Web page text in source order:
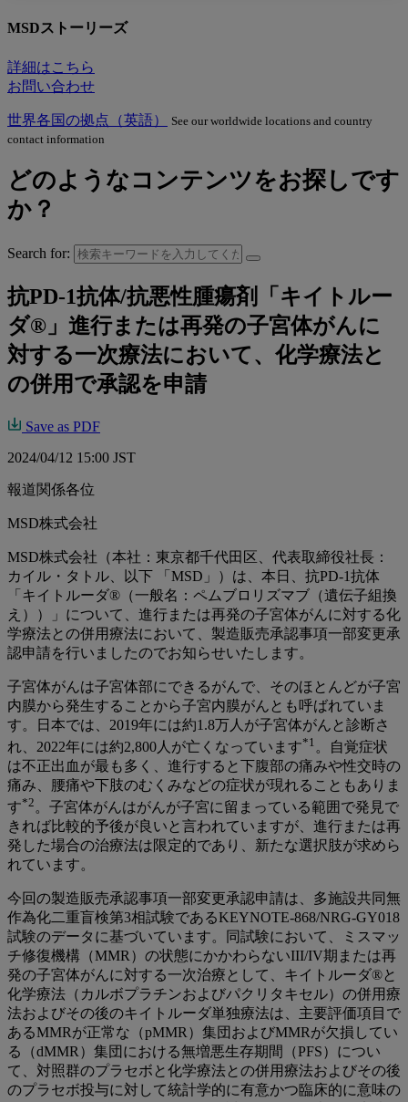
MSDストーリーズ
詳細はこちら
お問い合わせ
世界各国の拠点（英語）
See our worldwide locations and country
contact information
どのようなコンテンツをお探しです
か？
Search for:
抗PD-1抗体/抗悪性腫瘍剤「キイトルー
ダ®」進行または再発の子宮体がんに
対する一次療法において、化学療法と
の併用で承認を申請
Save as PDF
2024/04/12 15:00 JST
報道関係各位
MSD株式会社
MSD株式会社（本社：東京都千代田区、代表取締役社長：
カイル・タトル、以下 「MSD」）は、本日、抗PD-1抗体
「キイトルーダ®（一般名：ペムブロリズマブ（遺伝子組換
え））」について、進行または再発の子宮体がんに対する化
学療法との併用療法において、製造販売承認事項一部変更承
認申請を行いましたのでお知らせいたします。
子宮体がんは子宮体部にできるがんで、そのほとんどが子宮
内膜から発生することから子宮内膜がんとも呼ばれていま
す。日本では、2019年には約1.8万人が子宮体がんと診断さ
れ、2022年には約2,800人が亡くなっています*1 。自覚症状
は不正出血が最も多く、進行すると下腹部の痛みや性交時の
痛み、腰痛や下肢のむくみなどの症状が現れることもありま
す*2 。子宮体がんはがんが子宮に留まっている範囲で発見で
きれば比較的予後が良いと言われていますが、進行または再
発した場合の治療法は限定的であり、新たな選択肢が求めら
れています。
今回の製造販売承認事項一部変更承認申請は、多施設共同無
作為化二重盲検第3相試験であるKEYNOTE-868/NRG-GY018
試験のデータに基づいています。同試験において、ミスマッ
チ修復機構（MMR）の状態にかかわらないIII/IV期または再
発の子宮体がんに対する一次治療として、キイトルーダ®と
化学療法（カルボプラチンおよびパクリタキセル）の併用療
法およびその後のキイトルーダ単独療法は、主要評価項目で
あるMMRが正常な（pMMR）集団およびMMRが欠損してい
る（dMMR）集団における無増悪生存期間（PFS）につい
て、対照群のプラセボと化学療法との併用療法およびその後
のプラセボ投与に対して統計学的に有意かつ臨床的に意味の